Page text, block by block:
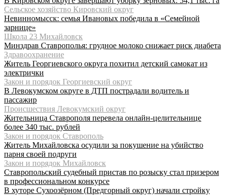
Сельское хозяйство Кировский округ
Невинномысск: семья Ивановых победила в «Семейной
зарнице»
Школа 23 Михайловск
Минздрав Ставрополья: грудное молоко снижает риск диабета
Здравоохранение
Житель Георгиевского округа похитил детский самокат из
электрички
Закон и порядок Георгиевский округ
В Левокумском округе в ДТП пострадали водитель и
пассажир
Происшествия Левокумский округ
Жительница Ставрополя перевела онлайн-целительнице
более 340 тыс. рублей
Закон и порядок Ставрополь
Житель Михайловска осудили за покушение на убийство
парня своей подруги
Закон и порядок Михайловск
Ставропольский судебный пристав по розыску стал призером
в профессиональном конкурсе
В хуторе Сухоозёрном (Предгорный округ) начали стройку